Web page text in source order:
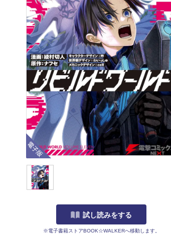
電子版
試し読みをする
※電子書籍ストアBOOK☆WALKERへ移動します。